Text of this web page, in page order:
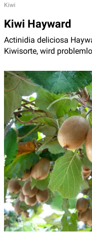
Kiwi
Kiwi Hayward
Actinidia deliciosa
Kiwisorte, wird